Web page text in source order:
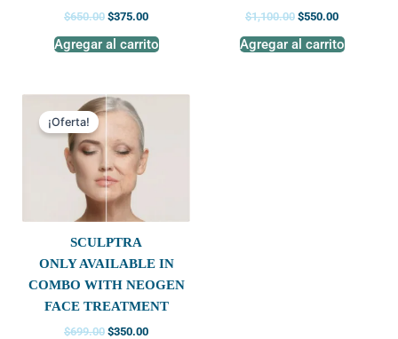
$650.00 $375.00
Agregar al carrito
$1,100.00 $550.00
Agregar al carrito
¡Oferta!
SCULPTRA
ONLY AVAILABLE IN
COMBO WITH NEOGEN
FACE TREATMENT
$699.00
Original
price
$699.00.
$350.00
$350.00.